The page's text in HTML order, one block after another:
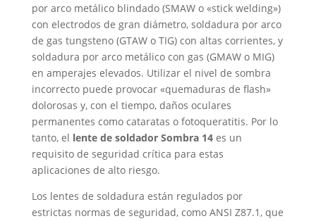
por arco metálico blindado (SMAW o «stick welding»)
con electrodos de gran diámetro, soldadura por arco
de gas tungsteno (GTAW o TIG) con altas corrientes, y
soldadura por arco metálico con gas (GMAW o MIG)
en amperajes elevados. Utilizar el nivel de sombra
incorrecto puede provocar «quemaduras de flash»
dolorosas y, con el tiempo, daños oculares
permanentes como cataratas o fotoqueratitis. Por lo
tanto, el lente de soldador Sombra 14es un
requisito de seguridad crítica para estas
aplicaciones de alto riesgo.
Los lentes de soldadura están regulados por
estrictas normas de seguridad, como ANSI Z87.1, que